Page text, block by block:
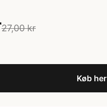
27,00 kr
Køb her